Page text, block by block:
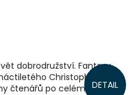
DETAIL
dobrodružství. Fantasy
Christophera
čtenářů po celém světě.